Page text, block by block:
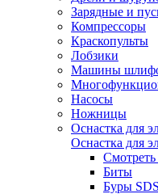
Зарядные и
Компрессоры
Краскопульты
Лобзики
Машины
Насосы
Ножницы
Оснастка для
Оснастка для
Смотреть
Биты
Буры